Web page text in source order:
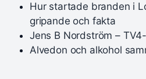
Hur startade branden i
gripande och fakta
Jens B Nordström –
Alvedon och alkohol